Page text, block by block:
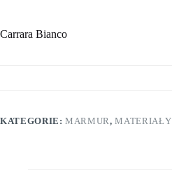
Carrara Bianco
KATEGORIE:MARMUR,MATERIAŁY